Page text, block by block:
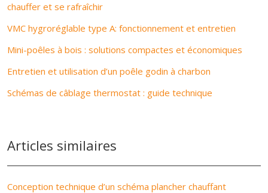
chauffer et se rafraîchir
VMC hygroréglable type A: fonctionnement et entretien
Mini-poêles à bois : solutions compactes et économiques
Entretien et utilisation d’un poêle godin à charbon
Schémas de câblage thermostat : guide technique
Articles similaires
Conception technique d’un schéma plancher chauffant